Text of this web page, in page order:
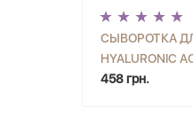
СЫВОРОТКА
HYALURONIC
JOKO BLEND
458 грн.
-